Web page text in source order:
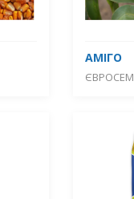
АМІГО
ЄВРОСЕМ